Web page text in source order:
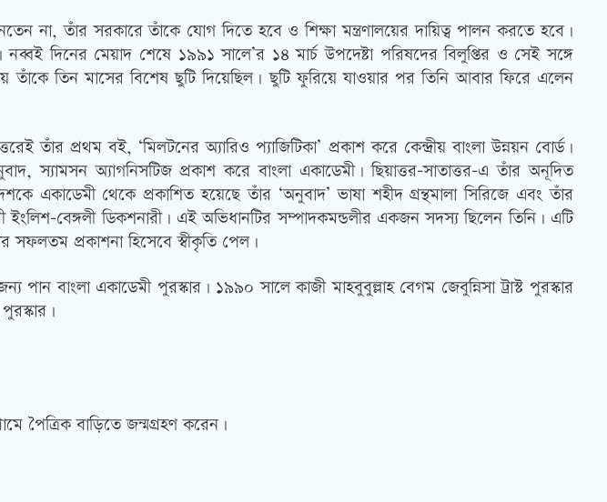
না, তাঁর সরকারে তাঁকে যোগ দিতে হবে ও শিক্ষা মন্ত্রণালয়ের দায়িত্ব পালন করতে হবে।
দিনের মেয়াদ শেষে ১৯৯১ সালে’র ১৪ মার্চ উপদেষ্টা পরিষদের বিলুপ্তির ও সেই সঙ্গে
তাঁকে তিন মাসের বিশেষ ছুটি দিয়েছিল। ছুটি ফুরিয়ে যাওয়ার পর তিনি আবার ফিরে এলেন
তাঁর প্রথম বই, ‘মিলটনের অ্যারিও প্যাজিটিকা’ প্রকাশ করে কেন্দ্রীয় বাংলা উন্নয়ন বোর্ড।
স্যামসন অ্যাগনিসটিজ প্রকাশ করে বাংলা একাডেমী। ছিয়াত্তর-সাতাত্তর-এ তাঁর অনূদিত
একাডেমী থেকে প্রকাশিত হয়েছে তাঁর ‘অনুবাদ’ ভাষা শহীদ গ্রন্থমালা সিরিজে এবং তাঁর
ইংলিশ-বেঙ্গলী ডিকশনারী। এই অভিধানটির সম্পাদকমন্ডলীর একজন সদস্য ছিলেন তিনি। এটি
সফলতম প্রকাশনা হিসেবে স্বীকৃতি পেল।
বাংলা একাডেমী পুরস্কার। ১৯৯০ সালে কাজী মাহবুবুল্লাহ বেগম জেবুন্নিসা ট্রাস্ট পুরস্কার
পৈত্রিক বাড়িতে জন্মগ্রহণ করেন।